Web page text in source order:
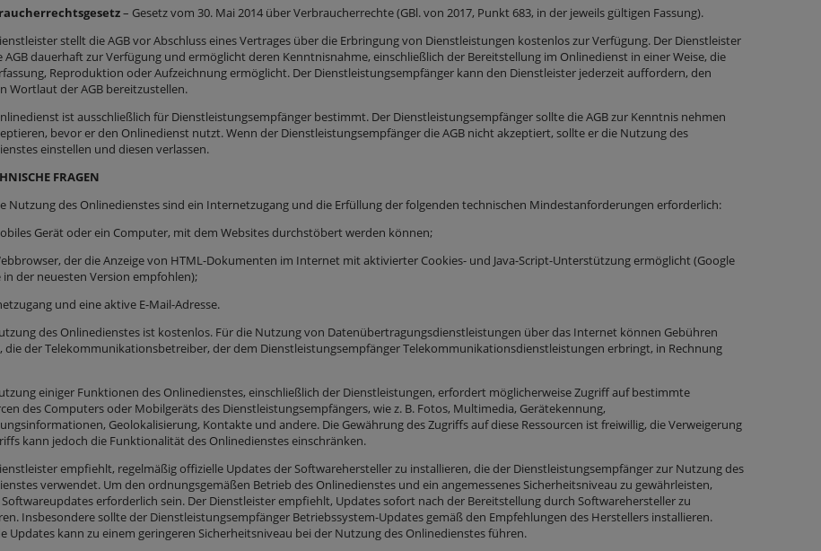
– Gesetz vom 30. Mai 2014 über Verbraucherrechte (GBl. von 2017, Punkt 683, in der jeweils gültigen Fassung).
stellt die AGB vor Abschluss eines Vertrages über die Erbringung von Dienstleistungen kostenlos zur Verfügung. Der Dienstleister
AGB dauerhaft zur Verfügung und ermöglicht deren Kenntnisnahme, einschließlich der Bereitstellung im Onlinedienst in einer Weise, die
Reproduktion oder Aufzeichnung ermöglicht. Der Dienstleistungsempfänger kann den Dienstleister jederzeit auffordern, den
Wortlaut der AGB bereitzustellen.
ist ausschließlich für Dienstleistungsempfänger bestimmt. Der Dienstleistungsempfänger sollte die AGB zur Kenntnis nehmen
bevor er den Onlinedienst nutzt. Wenn der Dienstleistungsempfänger die AGB nicht akzeptiert, sollte er die Nutzung des
einstellen und diesen verlassen.
FRAGEN
Nutzung des Onlinedienstes sind ein Internetzugang und die Erfüllung der folgenden technischen Mindestanforderungen erforderlich:
Gerät oder ein Computer, mit dem Websites durchstöbert werden können;
der die Anzeige von HTML-Dokumenten im Internet mit aktivierter Cookies- und Java-Script-Unterstützung ermöglicht (Google
in der neuesten Version empfohlen);
und eine aktive E-Mail-Adresse.
des Onlinedienstes ist kostenlos. Für die Nutzung von Datenübertragungsdienstleistungen über das Internet können Gebühren
die der Telekommunikationsbetreiber, der dem Dienstleistungsempfänger Telekommunikationsdienstleistungen erbringt, in Rechnung
einiger Funktionen des Onlinedienstes, einschließlich der Dienstleistungen, erfordert möglicherweise Zugriff auf bestimmte
des Computers oder Mobilgeräts des Dienstleistungsempfängers, wie z. B. Fotos, Multimedia, Gerätekennung,
Geolokalisierung, Kontakte und andere. Die Gewährung des Zugriffs auf diese Ressourcen ist freiwillig, die Verweigerung
kann jedoch die Funktionalität des Onlinedienstes einschränken.
empfiehlt, regelmäßig offizielle Updates der Softwarehersteller zu installieren, die der Dienstleistungsempfänger zur Nutzung des
verwendet. Um den ordnungsgemäßen Betrieb des Onlinedienstes und ein angemessenes Sicherheitsniveau zu gewährleisten,
erforderlich sein. Der Dienstleister empfiehlt, Updates sofort nach der Bereitstellung durch Softwarehersteller zu
Insbesondere sollte der Dienstleistungsempfänger Betriebssystem-Updates gemäß den Empfehlungen des Herstellers installieren.
Updates kann zu einem geringeren Sicherheitsniveau bei der Nutzung des Onlinedienstes führen.